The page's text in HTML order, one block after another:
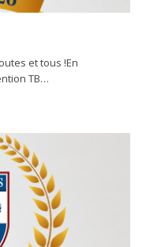
et tous !En
TB…